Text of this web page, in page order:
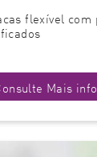
flexível com
Mais